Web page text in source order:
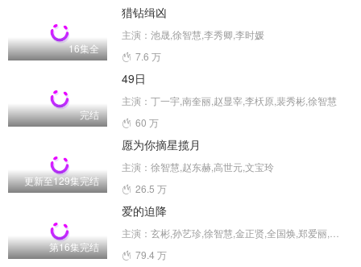
16集全
猎钻缉凶
主演：池晟,徐智慧,李秀卿,李时媛
7.6 万
完结
49日
主演：丁一宇,南奎丽,赵显宰,李枖原,裴秀彬,徐智慧
60 万
更新至129集完结
愿为你摘星揽月
主演：徐智慧,赵东赫,高世元,文宝玲
26.5 万
第16集完结
爱的迫降
79.4 万